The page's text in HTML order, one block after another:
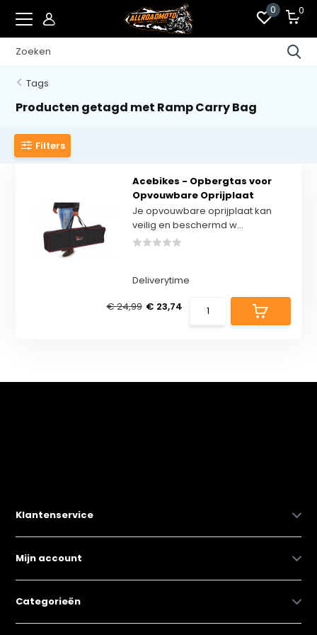
0 0
Tags
Producten getagd met Ramp Carry Bag
Filters
Acebikes - Opbergtas voor
Opvouwbare Oprijplaat
Je opvouwbare oprijplaat kan
veilig en beschermd w...
Deliverytime
€ 24,99 € 23,74
Klantenservice
Mijn account
Categorieën